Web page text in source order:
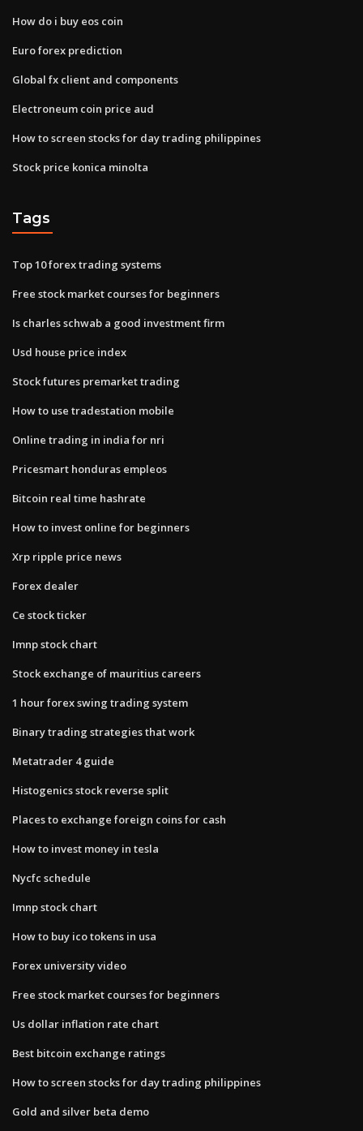
How do i buy eos coin
Euro forex prediction
Global fx client and components
Electroneum coin price aud
How to screen stocks for day trading philippines
Stock price konica minolta
Tags
Top 10 forex trading systems
Free stock market courses for beginners
Is charles schwab a good investment firm
Usd house price index
Stock futures premarket trading
How to use tradestation mobile
Online trading in india for nri
Pricesmart honduras empleos
Bitcoin real time hashrate
How to invest online for beginners
Xrp ripple price news
Forex dealer
Ce stock ticker
Imnp stock chart
Stock exchange of mauritius careers
1 hour forex swing trading system
Binary trading strategies that work
Metatrader 4 guide
Histogenics stock reverse split
Places to exchange foreign coins for cash
How to invest money in tesla
Nycfc schedule
Imnp stock chart
How to buy ico tokens in usa
Forex university video
Free stock market courses for beginners
Us dollar inflation rate chart
Best bitcoin exchange ratings
How to screen stocks for day trading philippines
Gold and silver beta demo